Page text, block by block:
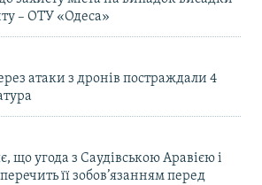
– ОТУ «Одеса»
атаки з дронів постраждали 4
що угода з Саудівською Аравією і
її зобов’язанням перед